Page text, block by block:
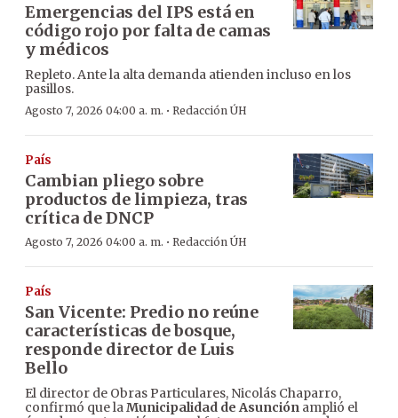
Emergencias del IPS está en
código rojo por falta de camas
y médicos
Repleto. Ante la alta demanda atienden incluso en los
pasillos.
Agosto 7, 2026 04:00 a. m. · Redacción ÚH
País
Cambian pliego sobre
productos de limpieza, tras
crítica de DNCP
Agosto 7, 2026 04:00 a. m. · Redacción ÚH
País
San Vicente: Predio no reúne
características de bosque,
responde director de Luis
Bello
El director de Obras Particulares, Nicolás Chaparro,
confirmó que laMunicipalidad de Asunción amplió el